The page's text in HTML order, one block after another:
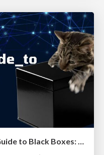
Jamie Indigo - Trashchat’s Guide to Black Boxes: Technical SEO Tactics for LLMs